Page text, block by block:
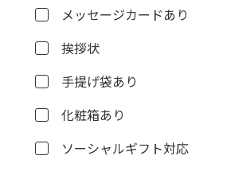
メッセージカードあり
挨拶状
手提げ袋あり
化粧箱あり
ソーシャルギフト対応